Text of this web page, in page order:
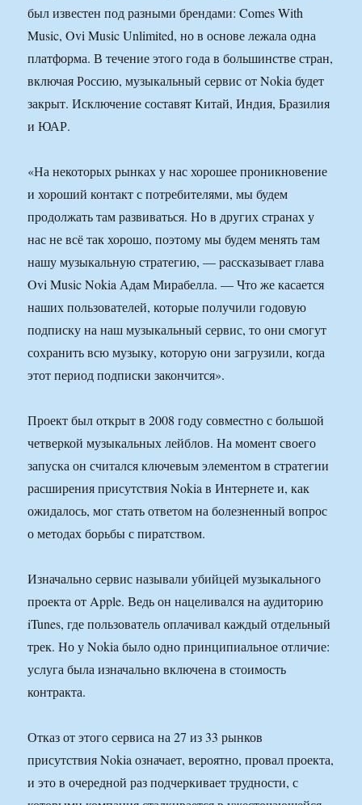
был известен под разными брендами: Comes With
Music, Ovi Music Unlimited, но в основе лежала одна
платформа. В течение этого года в большинстве стран,
включая Россию, музыкальный сервис от Nokia будет
закрыт. Исключение составят Китай, Индия, Бразилия
и ЮАР.
«На некоторых рынках у нас хорошее проникновение
и хороший контакт с потребителями, мы будем
продолжать там развиваться. Но в других странах у
нас не всё так хорошо, поэтому мы будем менять там
нашу музыкальную стратегию, — рассказывает глава
Ovi Music Nokia Адам Мирабелла. — Что же касается
наших пользователей, которые получили годовую
подписку на наш музыкальный сервис, то они смогут
сохранить всю музыку, которую они загрузили, когда
этот период подписки закончится».
Проект был открыт в 2008 году совместно с большой
четверкой музыкальных лейблов. На момент своего
запуска он считался ключевым элементом в стратегии
расширения присутствия Nokia в Интернете и, как
ожидалось, мог стать ответом на болезненный вопрос
о методах борьбы с пиратством.
Изначально сервис называли убийцей музыкального
проекта от Apple. Ведь он нацеливался на аудиторию
iTunes, где пользователь оплачивал каждый отдельный
трек. Но у Nokia было одно принципиальное отличие:
услуга была изначально включена в стоимость
контракта.
Отказ от этого сервиса на 27 из 33 рынков
присутствия Nokia означает, вероятно, провал проекта,
и это в очередной раз подчеркивает трудности, с